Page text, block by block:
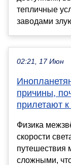
тепличные
заводами
02:21, 17 Июн
причины,
прилетают
Физика
скорости
путешествия
сложными,